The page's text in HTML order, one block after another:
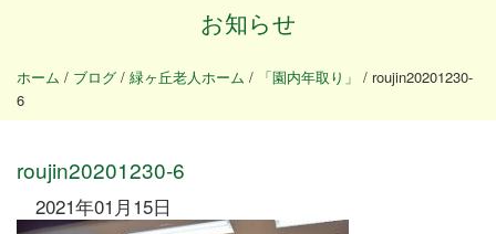
お知らせ
ホーム / ブログ / 緑ヶ丘老人ホーム / 「園内年取り」 / roujin20201230-
6
roujin20201230-6
2021年01月15日